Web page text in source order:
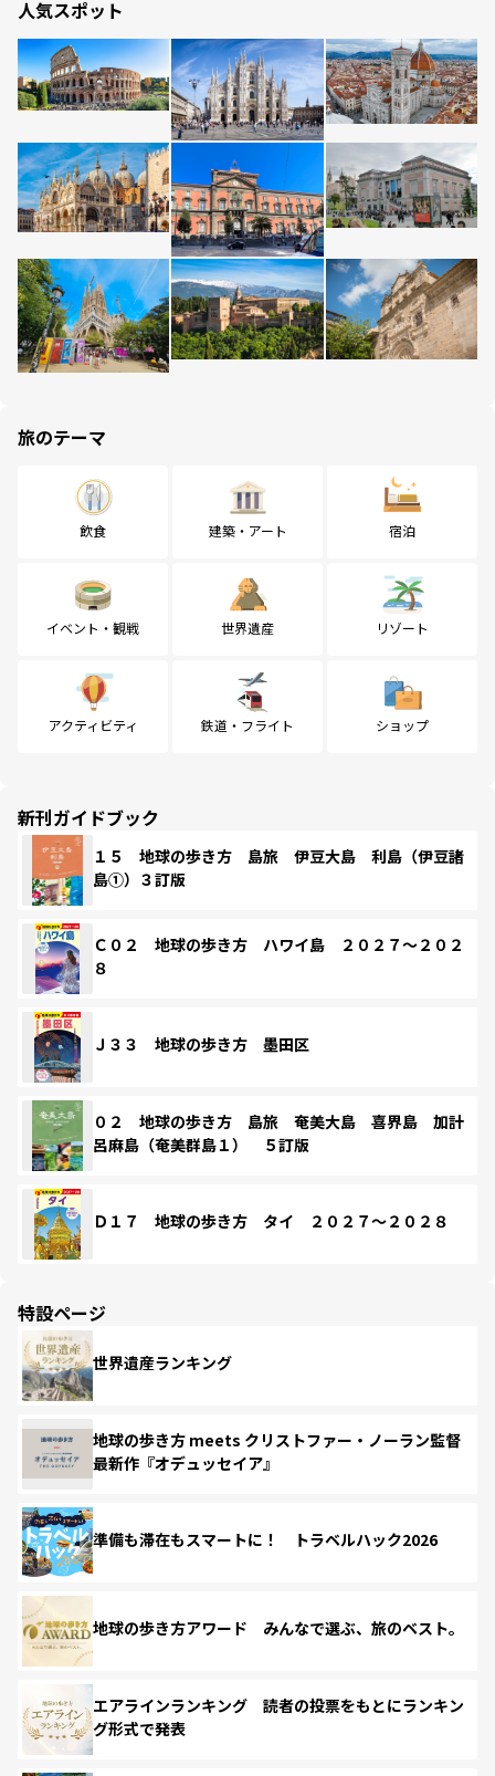
人気スポット
旅のテーマ
飲食 建築・アート 宿泊
イベント・観戦 世界遺産 リゾート
アクティビティ 鉄道・フライト ショップ
新刊ガイドブック
１５ 地球の歩き方 島旅 伊豆大島 利島（伊豆諸
島①）３訂版
Ｃ０２ 地球の歩き方 ハワイ島 ２０２７～２０２
８
Ｊ３３ 地球の歩き方 墨田区
０２ 地球の歩き方 島旅 奄美大島 喜界島 加計
呂麻島（奄美群島１） ５訂版
Ｄ１７ 地球の歩き方 タイ ２０２７～２０２８
特設ページ
世界遺産ランキング
地球の歩き方 meets クリストファー・ノーラン監督
最新作『オデュッセイア』
準備も滞在もスマートに！ トラベルハック2026
地球の歩き方アワード みんなで選ぶ、旅のベスト。
エアラインランキング 読者の投票をもとにランキン
グ形式で発表